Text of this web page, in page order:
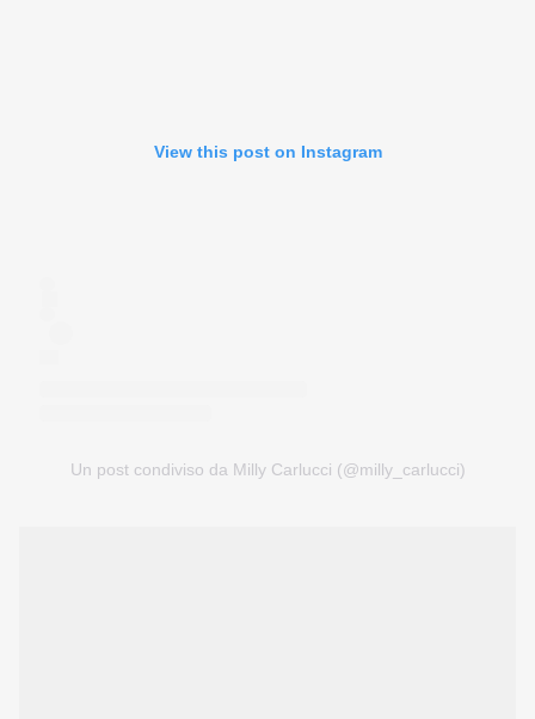
View this post on Instagram
Un post condiviso da Milly Carlucci (@milly_carlucci)